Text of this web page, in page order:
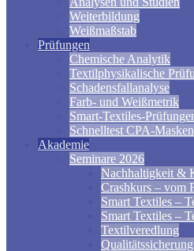
Weiterbildung
Weißmaßstab
Prüfungen
Chemische Analytik
Textilphysikalische
Schadensfallanalyse
Farb- und Weißmetrik
Smart-Textiles-
Schnelltest CPA-Masken
Akademie
Seminare 2026
Nachhaltigkeit &
Crashkurs – vom
Smart Textiles –
Smart Textiles –
Textilveredlung